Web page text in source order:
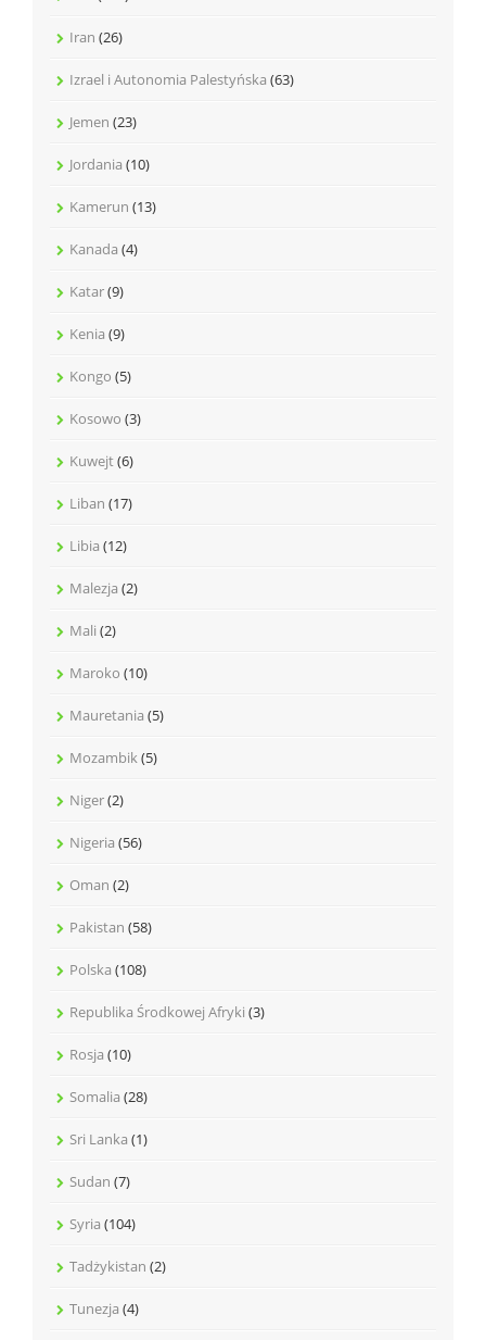
Iran (26)
Izrael i Autonomia Palestyńska (63)
Jemen (23)
Jordania (10)
Kamerun (13)
Kanada (4)
Katar(9)
Kenia (9)
Kongo (5)
Kosowo (3)
Kuwejt(6)
Liban (17)
Libia (12)
Malezja (2)
Mali (2)
Maroko (10)
Mauretania (5)
Mozambik(5)
Niger(2)
Nigeria (56)
Oman (2)
Pakistan (58)
Polska (108)
Republika Środkowej Afryki (3)
Rosja (10)
Somalia (28)
Sri Lanka (1)
Sudan (7)
Syria (104)
Tadżykistan (2)
Tunezja (4)